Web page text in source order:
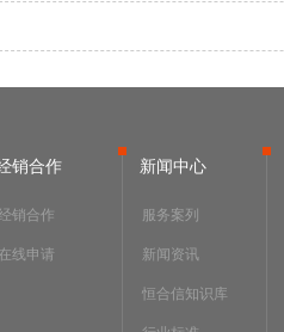
销合作
销合作
线申请
新闻中心
服务案列
新闻资讯
恒合信知识库